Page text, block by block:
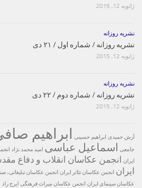
ژانویه 12, 2015
نشریه روزانه
نشریه روزانه / شماره اول / ۲۱ دی
ژانویه 12, 2015
نشریه روزانه
نشریه روزانه / شماره دوم / ۲۲ دی
ژانویه 12, 2015
آرش حمیدی ابراهیم حسینی ابراهیم
جامعی اسماعیل عباسی امید محمد نژاد
ایران انجمن عکاسان انقلاب و دفاع
ایران انجمن عکاسان تئاتر ایران انجمن عکاسان تبلیغاتی،
عکاسان سینمای ایران انجمن عکاسان میراث فرهنگی ایرج راد